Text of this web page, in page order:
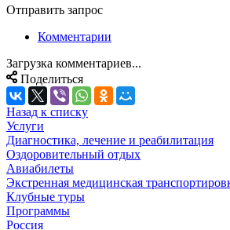
Отправить запрос
Комментарии
Загрузка комментариев...
Поделиться
Назад к списку
Услуги
Диагностика, лечение и реабилитация
Оздоровительный отдых
Авиабилеты
Экстренная медицинская
Клубные туры
Программы
Россия